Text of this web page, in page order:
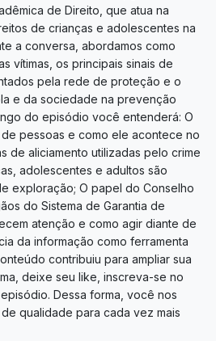
de Direito, que atua na
de crianças e adolescentes na
a conversa, abordamos como
vítimas, os principais sinais de
pela rede de proteção e o
e da sociedade na prevenção
do episódio você entenderá: O
pessoas e como ele acontece no
de aliciamento utilizadas pelo crime
adolescentes e adultos são
exploração; O papel do Conselho
do Sistema de Garantia de
atenção e como agir diante de
da informação como ferramenta
contribuiu para ampliar sua
deixe seu like, inscreva-se no
Dessa forma, você nos
qualidade para cada vez mais